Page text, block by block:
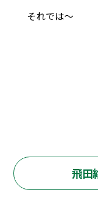
それでは～府中
飛田